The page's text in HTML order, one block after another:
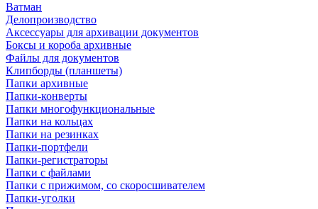
Ватман
Делопроизводство
Аксессуары для архивации документов
Боксы и короба архивные
Файлы для документов
Клипборды (планшеты)
Папки архивные
Папки-конверты
Папки многофункциональные
Папки на кольцах
Папки на резинках
Папки-портфели
Папки-регистраторы
Папки с файлами
Папки с прижимом, со скоросшивателем
Папки-уголки